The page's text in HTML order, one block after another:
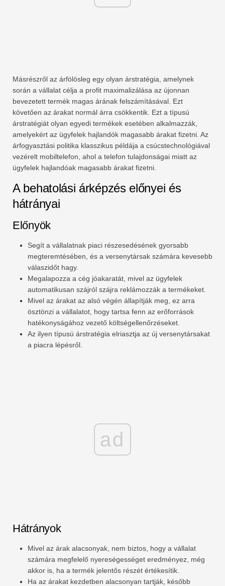
Másrészről az árfölösleg egy olyan árstratégia, amelynek
során a vállalat célja a profit maximalizálása az újonnan
bevezetett termék magas árának felszámításával. Ezt
követően az árakat normál árra csökkentik. Ezt a típusú
árstratégiát olyan egyedi termékek esetében alkalmazzák,
amelyekért az ügyfelek hajlandók magasabb árakat fizetni. Az
árfogyasztási politika klasszikus példája a csúcstechnológiával
vezérelt mobiltelefon, ahol a telefon tulajdonságai miatt az
ügyfelek hajlandóak magasabb árakat fizetni.
A behatolási árképzés előnyei és
hátrányai
Előnyök
Segít a vállalatnak piaci részesedésének gyorsabb
megteremtésében, és a versenytársak számára kevesebb
válaszidőt hagy.
Megalapozza a cég jóakaratát, mivel az ügyfelek
automatikusan szájról szájra reklámozzák a termékeket.
Mivel az árakat az alsó végén állapítják meg, ez arra
ösztönzi a vállalatot, hogy tartsa fenn az erőforrások
hatékonyságához vezető költségellenőrzéseket.
Az ilyen típusú árstratégia elriasztja az új versenytársakat
a piacra lépésről.
ad
Hátrányok
Mivel az árak alacsonyak, nem biztos, hogy a vállalat
számára megfelelő nyereségességet eredményez, még
akkor is, ha a termék jelentős részét értékesítik.
Ha az árakat kezdetben alacsonyan tartják, később